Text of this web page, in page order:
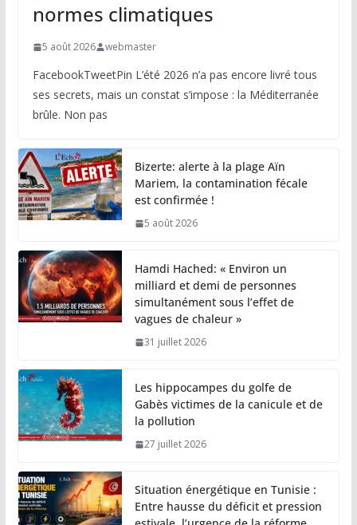
normes climatiques
5 août 2026 webmaster
FacebookTweetPin L’été 2026 n’a pas encore livré tous
ses secrets, mais un constat s’impose : la Méditerranée
brûle. Non pas
Bizerte: alerte à la plage Aïn
Mariem, la contamination fécale
est confirmée !
5 août 2026
Hamdi Hached: « Environ un
milliard et demi de personnes
simultanément sous l’effet de
vagues de chaleur »
31 juillet 2026
Les hippocampes du golfe de
Gabès victimes de la canicule et de
la pollution
27 juillet 2026
Situation énergétique en Tunisie :
Entre hausse du déficit et pression